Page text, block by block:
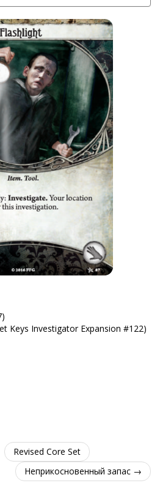
Keys Investigator Expansion #122)
Revised Core Set
Неприкосновенный запас →